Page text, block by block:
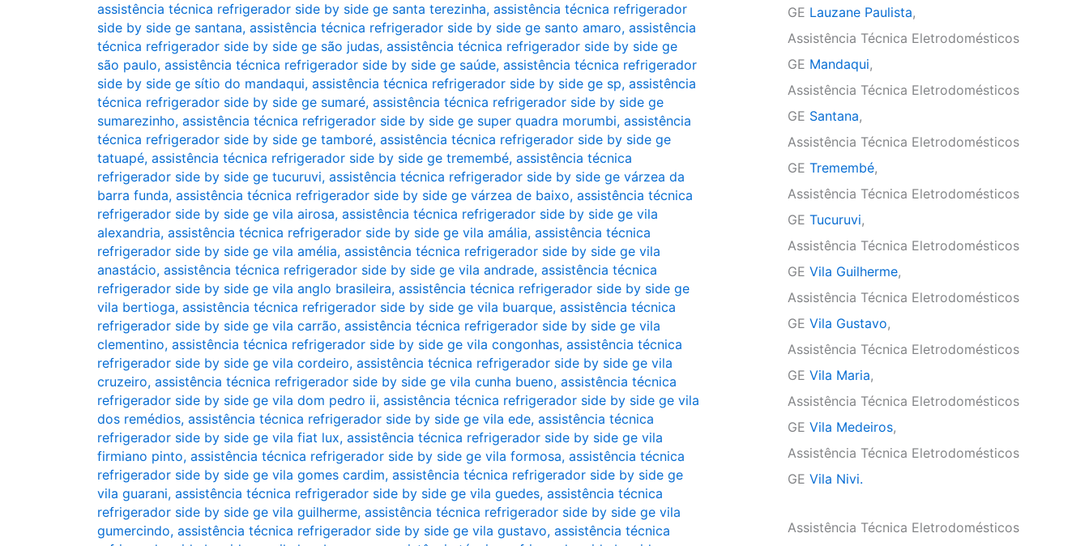
assistência técnica refrigerador side by side ge santa terezinha, assistência técnica refrigerador
side by side ge santana, assistência técnica refrigerador side by side ge santo amaro, assistência
técnica refrigerador side by side ge são judas, assistência técnica refrigerador side by side ge
são paulo, assistência técnica refrigerador side by side ge saúde, assistência técnica refrigerador
side by side ge sítio do mandaqui, assistência técnica refrigerador side by side ge sp, assistência
técnica refrigerador side by side ge sumaré, assistência técnica refrigerador side by side ge
sumarezinho, assistência técnica refrigerador side by side ge super quadra morumbi, assistência
técnica refrigerador side by side ge tamboré, assistência técnica refrigerador side by side ge
tatuapé, assistência técnica refrigerador side by side ge tremembé, assistência técnica
refrigerador side by side ge tucuruvi, assistência técnica refrigerador side by side ge várzea da
barra funda, assistência técnica refrigerador side by side ge várzea de baixo, assistência técnica
refrigerador side by side ge vila airosa, assistência técnica refrigerador side by side ge vila
alexandria, assistência técnica refrigerador side by side ge vila amália, assistência técnica
refrigerador side by side ge vila amélia, assistência técnica refrigerador side by side ge vila
anastácio, assistência técnica refrigerador side by side ge vila andrade, assistência técnica
refrigerador side by side ge vila anglo brasileira, assistência técnica refrigerador side by side ge
vila bertioga, assistência técnica refrigerador side by side ge vila buarque, assistência técnica
refrigerador side by side ge vila carrão, assistência técnica refrigerador side by side ge vila
clementino, assistência técnica refrigerador side by side ge vila congonhas, assistência técnica
refrigerador side by side ge vila cordeiro, assistência técnica refrigerador side by side ge vila
cruzeiro, assistência técnica refrigerador side by side ge vila cunha bueno, assistência técnica
refrigerador side by side ge vila dom pedro ii, assistência técnica refrigerador side by side ge vila
dos remédios, assistência técnica refrigerador side by side ge vila ede, assistência técnica
refrigerador side by side ge vila fiat lux, assistência técnica refrigerador side by side ge vila
firmiano pinto, assistência técnica refrigerador side by side ge vila formosa, assistência técnica
refrigerador side by side ge vila gomes cardim, assistência técnica refrigerador side by side ge
vila guarani, assistência técnica refrigerador side by side ge vila guedes, assistência técnica
refrigerador side by side ge vila guilherme, assistência técnica refrigerador side by side ge vila
gumercindo, assistência técnica refrigerador side by side ge vila gustavo, assistência técnica
GE Lauzane Paulista,
Assistência Técnica Eletrodomésticos
GE Mandaqui,
Assistência Técnica Eletrodomésticos
GE Santana,
Assistência Técnica Eletrodomésticos
GE Tremembé,
Assistência Técnica Eletrodomésticos
GE Tucuruvi,
Assistência Técnica Eletrodomésticos
GE Vila Guilherme,
Assistência Técnica Eletrodomésticos
GE Vila Gustavo,
Assistência Técnica Eletrodomésticos
GE Vila Maria,
Assistência Técnica Eletrodomésticos
GE Vila Medeiros,
Assistência Técnica Eletrodomésticos
GE Vila Nivi.
Assistência Técnica Eletrodomésticos